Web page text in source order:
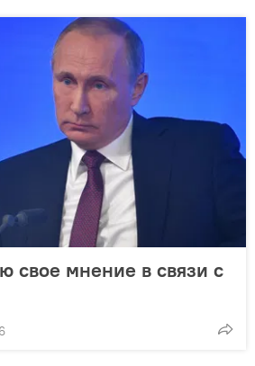
свое мнение в связи с